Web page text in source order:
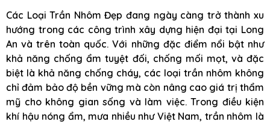
Các Loại Trần Nhôm Đẹp đang ngày càng trở thành xu
hướng trong các công trình xây dựng hiện đại tại Long
An và trên toàn quốc. Với những đặc điểm nổi bật như
khả năng chống ẩm tuyệt đối, chống mối mọt, và đặc
biệt là khả năng chống cháy, các loại trần nhôm không
chỉ đảm bảo độ bền vững mà còn nâng cao giá trị thẩm
mỹ cho không gian sống và làm việc. Trong điều kiện
khí hậu nóng ẩm, mưa nhiều như Việt Nam, trần nhôm là